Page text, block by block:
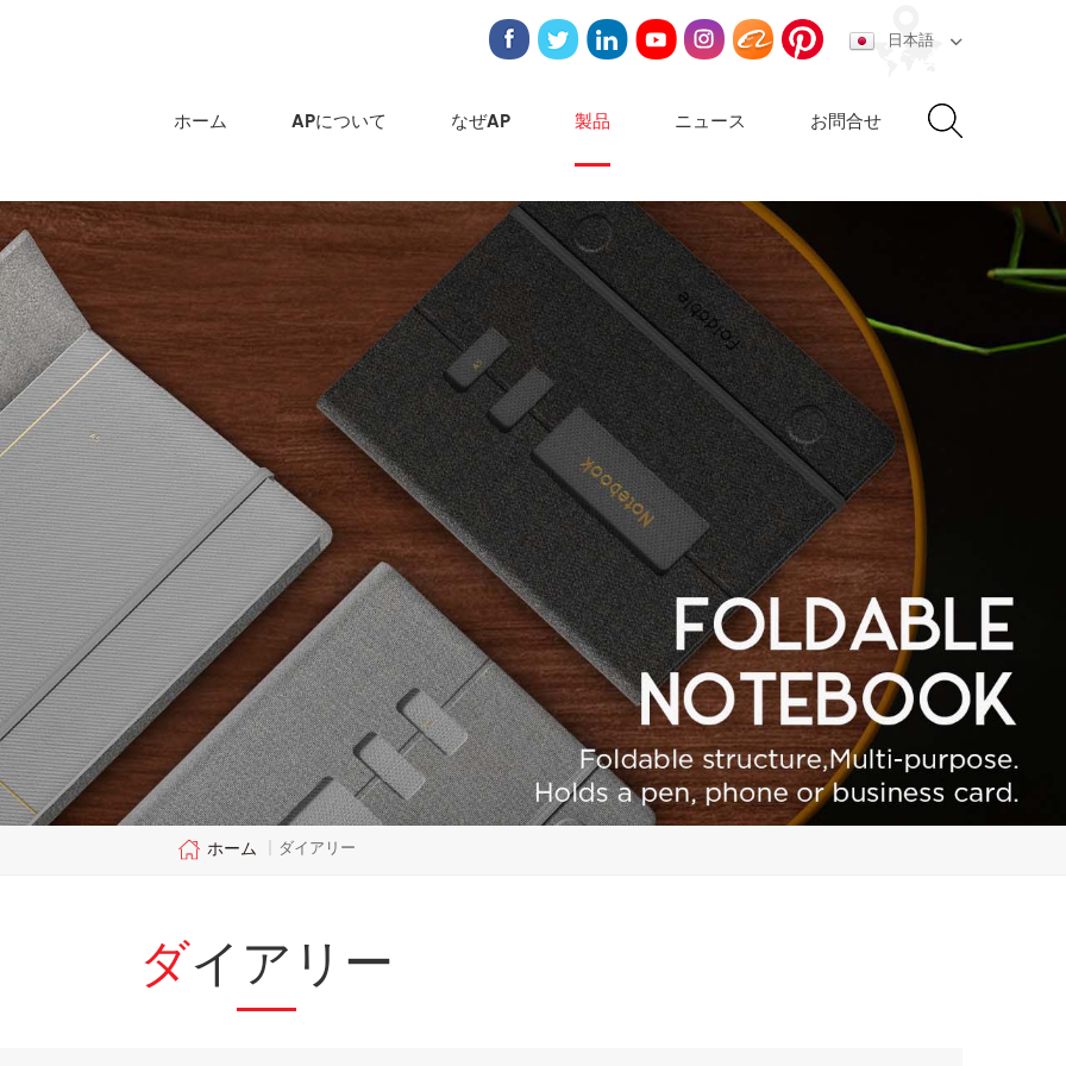
日本語
ホーム APについて なぜAP 製品 ニュース お問合せ
ホーム | ダイアリー
ダイアリー